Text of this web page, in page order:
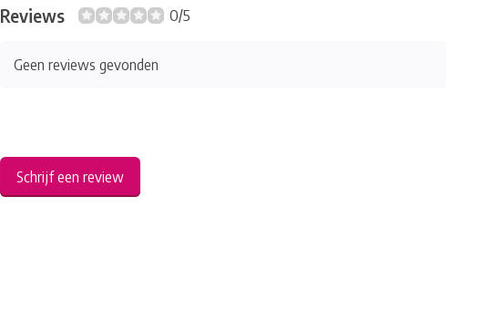
Reviews 0/5
Geen reviews gevonden
Schrijf een review